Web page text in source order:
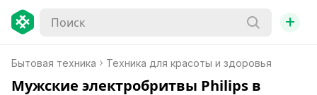
+
Бытовая техника Техника для красоты и здоровья
Мужские электробритвы Philips в